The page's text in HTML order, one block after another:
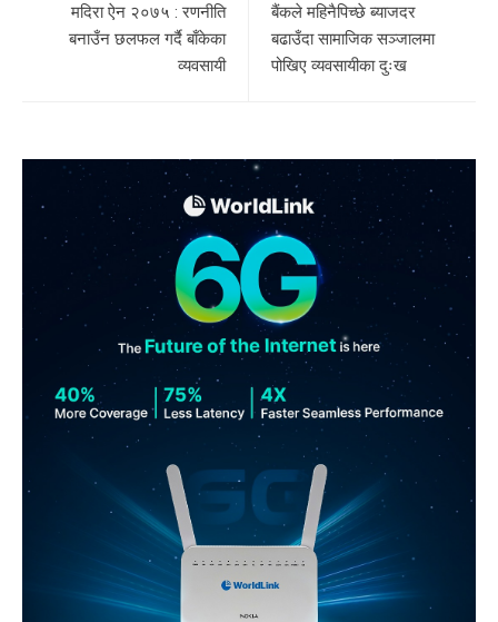
मदिरा ऐन २०७५ : रणनीति
बनाउँन छलफल गर्दै बाँकेका
व्यवसायी
बैंकले महिनैपिच्छे ब्याजदर
बढाउँदा सामाजिक सञ्जालमा
पोखिए व्यवसायीका दुःख